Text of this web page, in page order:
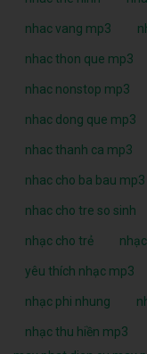
nhac vang mp3
nhac thon que mp3
nhac nonstop mp3
nhac dong que mp3
nhac thanh ca mp3
nhac cho ba bau mp3
nhac cho tre so sinh
nhạc cho trẻ
yêu thích nhạc mp3
nhạc phi nhung
nhạc thu hiền mp3